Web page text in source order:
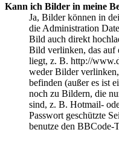
Kann ich Bilder in meine
Ja, Bilder können in
die Administration
Bild auch direkt
Bild verlinken, das auf
liegt, z. B. http://
weder Bilder
befinden (außer es ist
noch zu Bildern, die
sind, z. B. Hotmail-
Passwort geschützte
benutze den BBCode-